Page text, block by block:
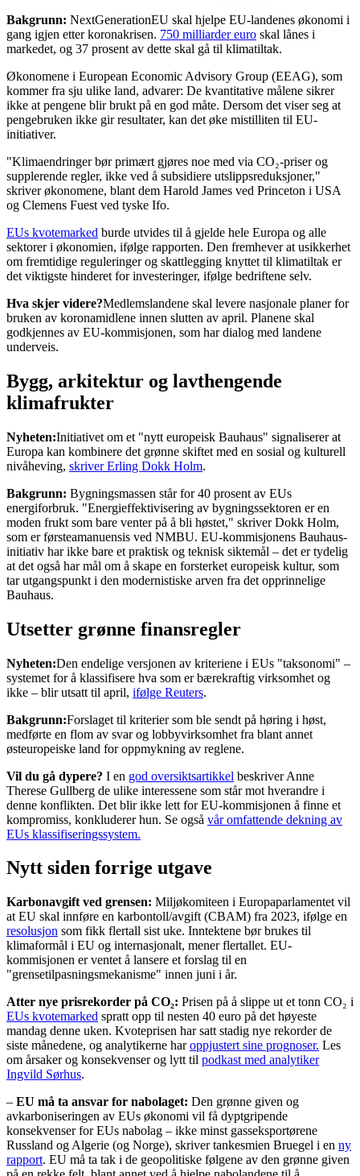
Bakgrunn: NextGenerationEU skal hjelpe EU-landenes økonomi i
gang igjen etter koronakrisen. 750 milliarder euro skal lånes i
markedet, og 37 prosent av dette skal gå til klimatiltak.
Økonomene i European Economic Advisory Group (EEAG), som
kommer fra sju ulike land, advarer: De kvantitative målene sikrer
ikke at pengene blir brukt på en god måte. Dersom det viser seg at
pengebruken ikke gir resultater, kan det øke mistilliten til EU-
initiativer.
"Klimaendringer bør primært gjøres noe med via CO₂-priser og
supplerende regler, ikke ved å subsidiere utslippsreduksjoner,"
skriver økonomene, blant dem Harold James ved Princeton i USA
og Clemens Fuest ved tyske Ifo.
EUs kvotemarked burde utvides til å gjelde hele Europa og alle
sektorer i økonomien, ifølge rapporten. Den fremhever at usikkerhet
om fremtidige reguleringer og skattlegging knyttet til klimatiltak er
det viktigste hinderet for investeringer, ifølge bedriftene selv.
Hva skjer videre?Medlemslandene skal levere nasjonale planer for
bruken av koronamidlene innen slutten av april. Planene skal
godkjennes av EU-kommisjonen, som har dialog med landene
underveis.
Bygg, arkitektur og lavthengende
klimafrukter
Nyheten:Initiativet om et "nytt europeisk Bauhaus" signaliserer at
Europa kan kombinere det grønne skiftet med en sosial og kulturell
nivåheving, skriver Erling Dokk Holm.
Bakgrunn: Bygningsmassen står for 40 prosent av EUs
energiforbruk. "Energieffektivisering av bygningssektoren er en
moden frukt som bare venter på å bli høstet," skriver Dokk Holm,
som er førsteamanuensis ved NMBU. EU-kommisjonens Bauhaus-
initiativ har ikke bare et praktisk og teknisk siktemål – det er tydelig
at det også har mål om å skape en forsterket europeisk kultur, som
tar utgangspunkt i den modernistiske arven fra det opprinnelige
Bauhaus.
Utsetter grønne finansregler
Nyheten:Den endelige versjonen av kriteriene i EUs "taksonomi" –
systemet for å klassifisere hva som er bærekraftig virksomhet og
ikke – blir utsatt til april, ifølge Reuters.
Bakgrunn:Forslaget til kriterier som ble sendt på høring i høst,
medførte en flom av svar og lobbyvirksomhet fra blant annet
østeuropeiske land for oppmykning av reglene.
Vil du gå dypere? I en god oversiktsartikkel beskriver Anne
Therese Gullberg de ulike interessene som står mot hverandre i
denne konflikten. Det blir ikke lett for EU-kommisjonen å finne et
kompromiss, konkluderer hun. Se også vår omfattende dekning av
EUs klassifiseringssystem.
Nytt siden forrige utgave
Karbonavgift ved grensen: Miljøkomiteen i Europaparlamentet vil
at EU skal innføre en karbontoll/avgift (CBAM) fra 2023, ifølge en
resolusjon som fikk flertall sist uke. Inntektene bør brukes til
klimaformål i EU og internasjonalt, mener flertallet. EU-
kommisjonen er ventet å lansere et forslag til en
"grensetilpasningsmekanisme" innen juni i år.
Atter nye prisrekorder på CO₂: Prisen på å slippe ut et tonn CO₂ i
EUs kvotemarked spratt opp til nesten 40 euro på det høyeste
mandag denne uken. Kvoteprisen har satt stadig nye rekorder de
siste månedene, og analytikerne haroppjustert sine prognoser. Les
om årsaker og konsekvenser og lytt til podkast med analytiker
Ingvild Sørhus.
– EU må ta ansvar for nabolaget: Den grønne given og
avkarboniseringen av EUs økonomi vil få dyptgripende
konsekvenser for EUs nabolag – ikke minst gasseksportørene
Russland og Algerie (og Norge), skriver tankesmien Bruegel i en ny
rapport. EU må ta tak i de geopolitiske følgene av den grønne given